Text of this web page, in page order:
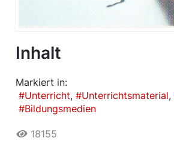
Inhalt
Markiert in:
Unterricht
Unterrichtsmaterial
Bildungsmedien
18155